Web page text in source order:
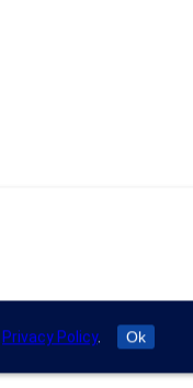
Privacy Policy. Ok